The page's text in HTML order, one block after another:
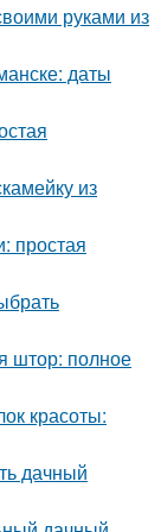
руками из
даты
из
простая
штор: полное
красоты:
дачный